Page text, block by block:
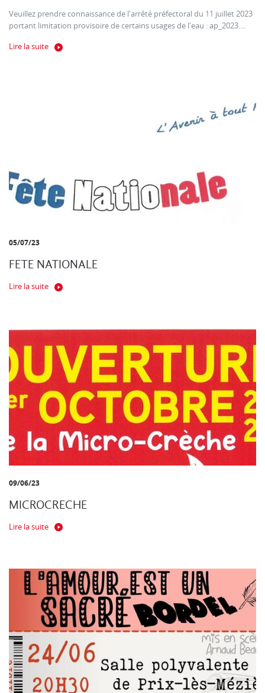
Veuillez prendre connaissance de l'arrêté préfectoral du 11 juillet 2023
portant limitation provisoire de certains usages de l'eau : ap_2023....
Lire la suite
05/07/23
FETE NATIONALE
Lire la suite
09/06/23
MICROCRECHE
Lire la suite